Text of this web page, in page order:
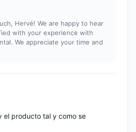
Hervé! We are happy to hear
with your experience with
We appreciate your time and
el producto tal y como se